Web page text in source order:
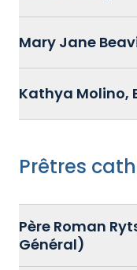
Mary Jane
Kathya Molino,
Prêtres
Père Roman
Général)